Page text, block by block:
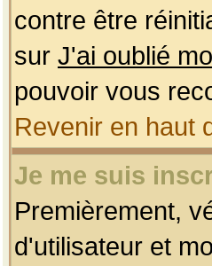
contre être
sur J'ai oublié
pouvoir vous
Revenir en haut
Je me suis
Premièrement,
d'utilisateur et